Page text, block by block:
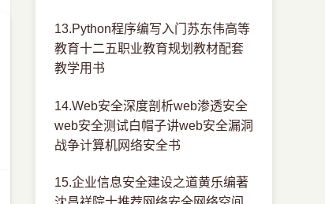
13.Python程序编写入门苏东伟高等
教育十二五职业教育规划教材配套
教学用书
14.Web安全深度剖析web渗透安全
web安全测试白帽子讲web安全漏洞
战争计算机网络安全书
15.企业信息安全建设之道黄乐编著